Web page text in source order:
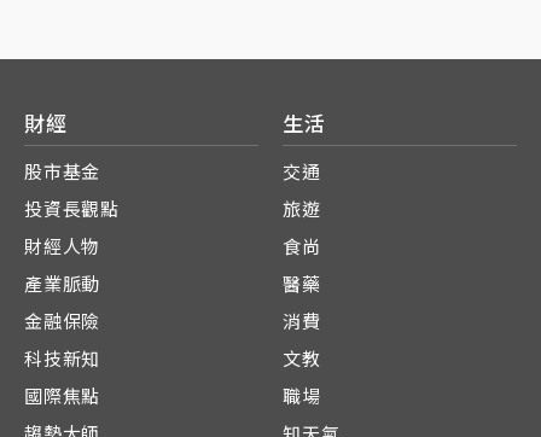
財經
股市基金
投資長觀點
財經人物
產業脈動
金融保險
科技新知
國際焦點
生活
交通
旅遊
食尚
醫藥
消費
文教
職場